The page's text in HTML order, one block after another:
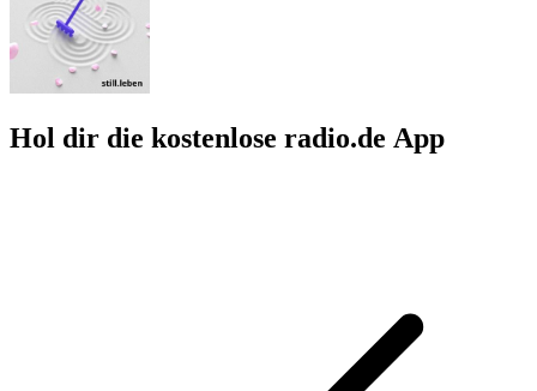
Hol dir die kostenlose radio.de App